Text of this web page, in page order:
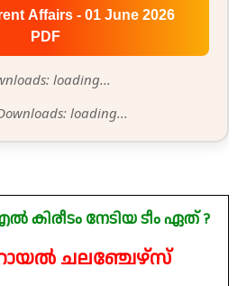
Affairs - 01 June 2026
PDF
loading...
loading...
കിരീടം നേടിയ ടീം ഏത് ?
ചലഞ്ചേഴ്‌സ്